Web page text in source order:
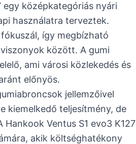
egy középkategóriás nyári
használatra terveztek.
így megbízható
között. A gumi
ami városi közlekedés és
előnyös.
jellemzőivel
kiemelkedő teljesítmény, de
Ventus S1 evo3 K127
akik költséghatékony